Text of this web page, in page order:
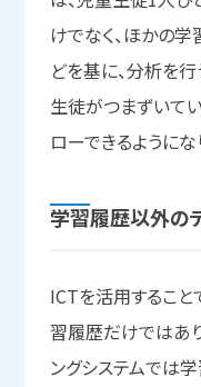
けでなく、ほかの
どを基に、分析を
生徒がつまずいて
ローできるようにな
学習履歴以外の
ICTを活用すること
習履歴だけではあ
ングシステムでは